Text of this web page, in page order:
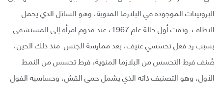
البروتينات الموجودة في البلازما المنوية، وهو السائل الذي يحمل
النطاف. وثقت أول حالة عام 1967، عند قدوم امرأة إلى المستشفى
بسبب رد فعل تحسسي عنيف، بعد ممارسة الجنس. منذ ذلك الحين،
صُنف فرط التحسس من البلازما المنوية، فرط تحسس من النمط
الأول، وهو التصنيف ذاته الذي يشمل حمى القش، وحساسية الفول